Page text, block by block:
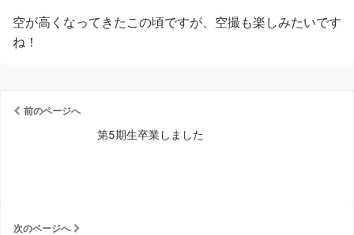
空が高くなってきたこの頃ですが、空撮も楽しみたいです
ね！
前のページへ
第5期生卒業しました
次のページへ